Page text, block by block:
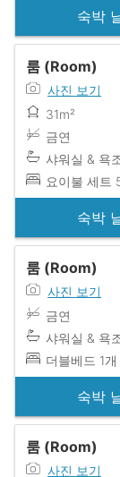
숙박
룸 (Room)
사진 보기
31m²
금연
샤워실 & 욕
요이불 세트
숙박
룸 (Room)
사진 보기
금연
샤워실 & 욕
더블베드 1개
숙박
룸 (Room)
사진 보기